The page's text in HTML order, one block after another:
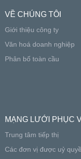
VỀ CHÚNG TÔI
Giới thiệu công ty
Văn hoá doanh nghiệp
Phân bố toàn cầu
MẠNG LƯỚI PHỤC
Trung tâm tiếp thị
Các đơn vị được uỷ